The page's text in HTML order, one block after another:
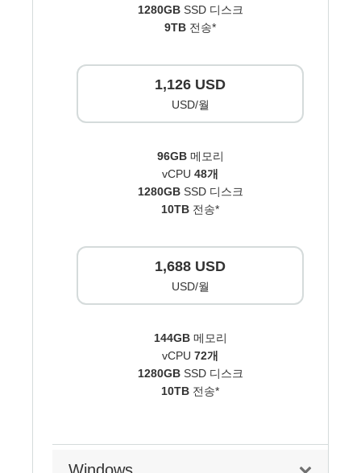
1280GBSSD 디스크
9TB 전송*
1,126 USD
USD/월
96GB메모리
vCPU 48개
1280GBSSD 디스크
10TB 전송*
1,688 USD
USD/월
144GB메모리
vCPU 72개
1280GBSSD 디스크
10TB 전송*